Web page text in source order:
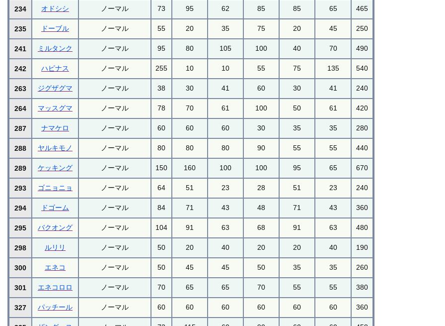
234 オドシシ ノーマル 73 95 62 85 85 65 465
235 ドーブル ノーマル 55 20 35 75 20 45 250
241 ミルタンク ノーマル 95 80 105 100 40 70 490
242 ハピナス ノーマル 255 10 10 55 75 135 540
263 ジグザグマ ノーマル 38 30 41 60 30 41 240
264 マッスグマ ノーマル 78 70 61 100 50 61 420
287 ナマケロ ノーマル 60 60 60 30 35 35 280
288 ヤルキモノ ノーマル 80 80 80 90 55 55 440
289 ケッキング ノーマル 150 160 100 100 95 65 670
293 ゴニョニョ ノーマル 64 51 23 28 51 23 240
294 ドゴーム ノーマル 84 71 43 48 71 43 360
295 バクオング ノーマル 104 91 63 68 91 63 480
298 ルリリ ノーマル 50 20 40 20 20 40 190
300 エネコ ノーマル 50 45 45 50 35 35 260
301 エネコロロ ノーマル 70 65 65 70 55 55 380
327 パッチール ノーマル 60 60 60 60 60 60 360